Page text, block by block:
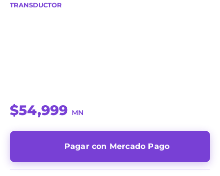
TRANSDUCTOR
$54,999 MN
Pagar con Mercado Pago